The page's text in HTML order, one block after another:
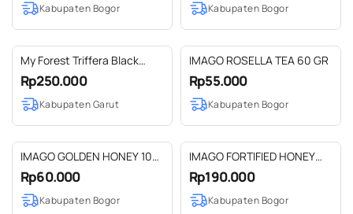
Kabupaten Bogor Kabupaten Bogor
My Forest Triffera Black
Honey 300 grm
Rp250.000
Kabupaten Garut
IMAGO ROSELLA TEA 60 GR
Rp55.000
Kabupaten Bogor
IMAGO GOLDEN HONEY 100
ML
Rp60.000
Kabupaten Bogor
IMAGO FORTIFIED HONEY
BUTTERFLY PEA 180 GR
Rp190.000
Kabupaten Bogor